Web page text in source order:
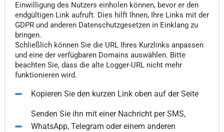
Einwilligung des Nutzers einholen können, bevor er den
endgültigen Link aufruft. Dies hilft Ihnen, Ihre Links mit der
GDPR und anderen Datenschutzgesetzen in Einklang zu
bringen.
Schließlich können Sie die URL Ihres Kurzlinks anpassen
und eine der verfügbaren Domains auswählen. Bitte
beachten Sie, dass die alte Logger-URL nicht mehr
funktionieren wird.
Kopieren Sie den kurzen Link oben auf der Seite
Senden Sie ihn mit einer Nachricht per SMS,
WhatsApp, Telegram oder einem anderen